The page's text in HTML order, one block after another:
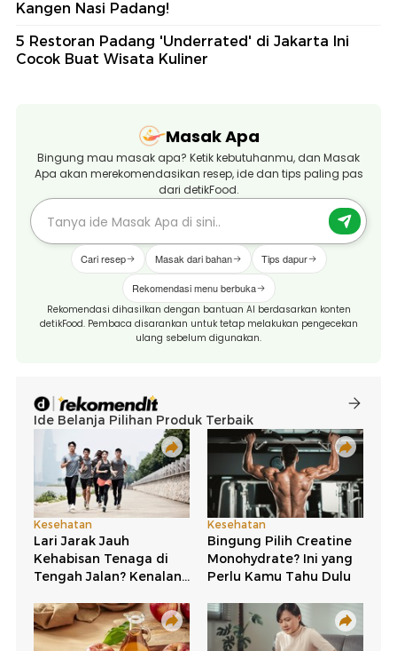
Kangen Nasi Padang!
5 Restoran Padang 'Underrated' di Jakarta Ini
Cocok Buat Wisata Kuliner
Masak Apa
Bingung mau masak apa? Ketik kebutuhanmu, dan Masak
Apa akan merekomendasikan resep, ide dan tips paling pas
dari detikFood.
Cari resep Masak dari bahan Tips dapur
Rekomendasi menu berbuka
Rekomendasi dihasilkan dengan bantuan AI berdasarkan konten
detikFood. Pembaca disarankan untuk tetap melakukan pengecekan
ulang sebelum digunakan.